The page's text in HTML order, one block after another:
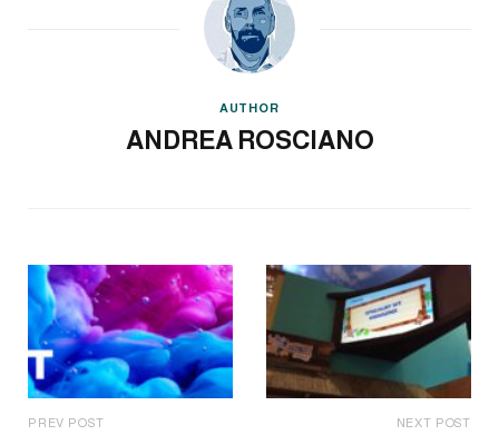
AUTHOR
ANDREA ROSCIANO
PREV POST NEXT POST